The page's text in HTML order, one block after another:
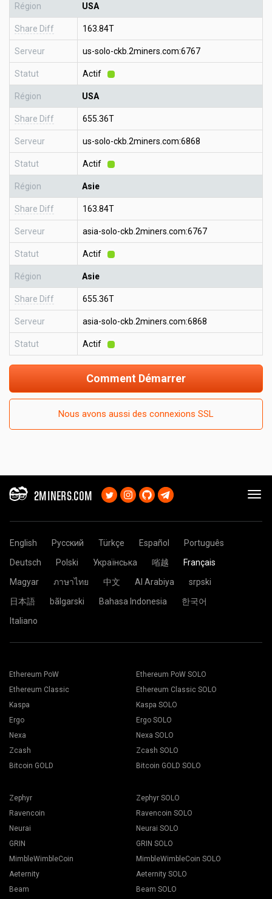
Région USA
Share Diff 163.84T
Serveur us-solo-ckb.2miners.com:6767
Statut Actif
Région USA
Share Diff 655.36T
Serveur us-solo-ckb.2miners.com:6868
Statut Actif
Région Asie
Share Diff 163.84T
Serveur asia-solo-ckb.2miners.com:6767
Statut Actif
Région Asie
Share Diff 655.36T
Serveur asia-solo-ckb.2miners.com:6868
Statut Actif
Comment Démarrer
Nous avons aussi des connexions SSL
2MINERS.COM
English Русский Türkçe Español
Português
Deutsch
Polski Українська 㗂越
Français
Magyar
ภาษาไทย 中文 Al Arabiya
srpski
日本語
bãlgarski Bahasa Indonesia
한국어
Italiano
Ethereum PoW
Ethereum Classic
Kaspa
Ergo
Nexa
Zcash
Bitcoin GOLD
Ethereum PoW SOLO
Ethereum Classic SOLO
Kaspa SOLO
Ergo SOLO
Nexa SOLO
Zcash SOLO
Bitcoin GOLD SOLO
Zephyr
Ravencoin
Neurai
GRIN
MimbleWimbleCoin
Aeternity
Beam
Zephyr SOLO
Ravencoin SOLO
Neurai SOLO
GRIN SOLO
MimbleWimbleCoin SOLO
Aeternity SOLO
Beam SOLO